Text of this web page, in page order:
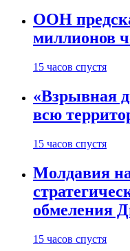
ООН
миллионов
15 часов спустя
«Взрывная
всю
15 часов спустя
Молдавия
обмеления
15 часов спустя